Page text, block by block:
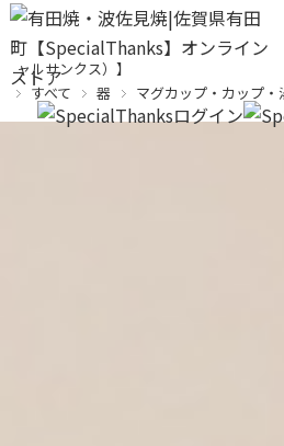
産直！有田焼、波佐見焼オンラインショ
ャルサンクス）】
すべて
器 マグカップ・カップ・